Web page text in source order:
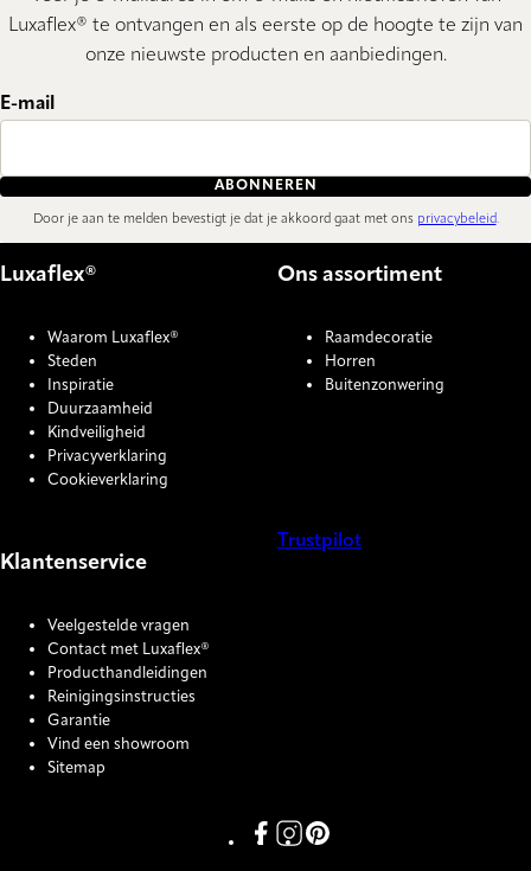
Luxaflex® te ontvangen en als eerste op de hoogte te zijn van
onze nieuwste producten en aanbiedingen.
E-mail
ABONNEREN
Door je aan te melden bevestigt je dat je akkoord gaat met ons privacybeleid.
Luxaflex®
Waarom Luxaflex®
Steden
Inspiratie
Duurzaamheid
Kindveiligheid
Privacyverklaring
Cookieverklaring
Ons assortiment
Raamdecoratie
Horren
Buitenzonwering
Klantenservice
Veelgestelde vragen
Contact met Luxaflex®
Producthandleidingen
Reinigingsinstructies
Garantie
Vind een showroom
Sitemap
Trustpilot
Link missing Display text from
Link missing Display text
Link missing Display text